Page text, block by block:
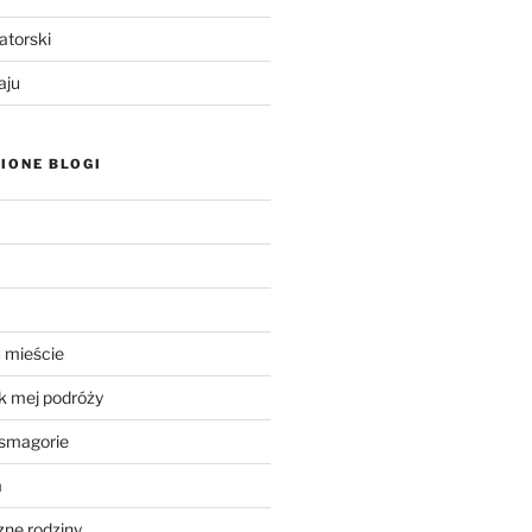
BLOGI
mieście
mej podróży